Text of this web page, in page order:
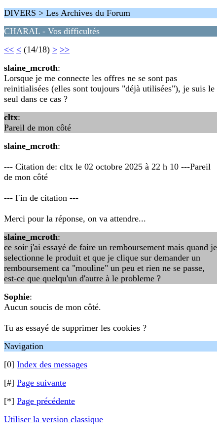
DIVERS > Les Archives du Forum
CHARAL - Vos difficultés
<< < (14/18) > >>
slaine_mcroth:
Lorsque je me connecte les offres ne se sont pas
reinitialisées (elles sont toujours "déjà utilisées"), je suis le
seul dans ce cas ?
cltx:
Pareil de mon côté
slaine_mcroth:
--- Citation de: cltx le 02 octobre 2025 à 22 h 10 ---Pareil
de mon côté
--- Fin de citation ---
Merci pour la réponse, on va attendre...
slaine_mcroth:
ce soir j'ai essayé de faire un remboursement mais quand je
selectionne le produit et que je clique sur demander un
remboursement ca "mouline" un peu et rien ne se passe,
est-ce que quelqu'un d'autre à le probleme ?
Sophie:
Aucun soucis de mon côté.
Tu as essayé de supprimer les cookies ?
Navigation
[0] Index des messages
[#] Page suivante
[*] Page précédente
Utiliser la version classique